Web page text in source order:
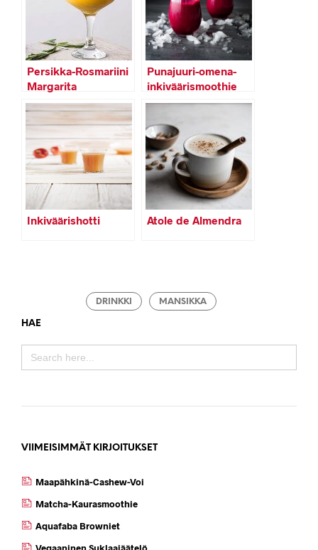
Persikka-Rosmariini
Margarita
Punajuuri-omena-
inkiväärismoothie
Inkiväärishotti Atole de Almendra
DRINKKI MANSIKKA
HAE
SEARCH
FOR:
VIIMEISIMMÄT KIRJOITUKSET
Maapähkinä-Cashew-Voi
Matcha-Kaurasmoothie
Aquafaba Browniet
Vegaaninen Suklaajäätelö